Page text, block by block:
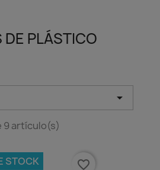
PLÁSTICO

9 artículo(s)
STOCK favorite_border